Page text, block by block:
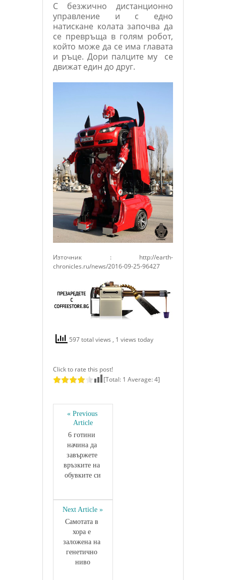
С безжично дистанционно
управление и с едно
натискане колата започва да
се превръща в голям робот,
който може да се има главата
и ръце. Дори палците му се
движат един до друг.
Източник : http://earth-
chronicles.ru/news/2016-09-25-96427
597 total views , 1 views today
Click to rate this post!
[Total: 1 Average:4]
« Previous
Article
6 готини
начина да
завържете
връзките на
обувките си
Next Article »
Самотата в
хора е
заложена на
генетично
ниво